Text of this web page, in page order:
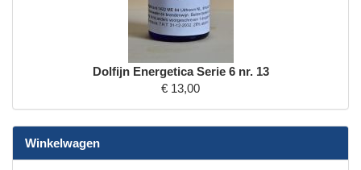
Dolfijn Energetica Serie 6 nr. 13
€ 13,00
Winkelwagen